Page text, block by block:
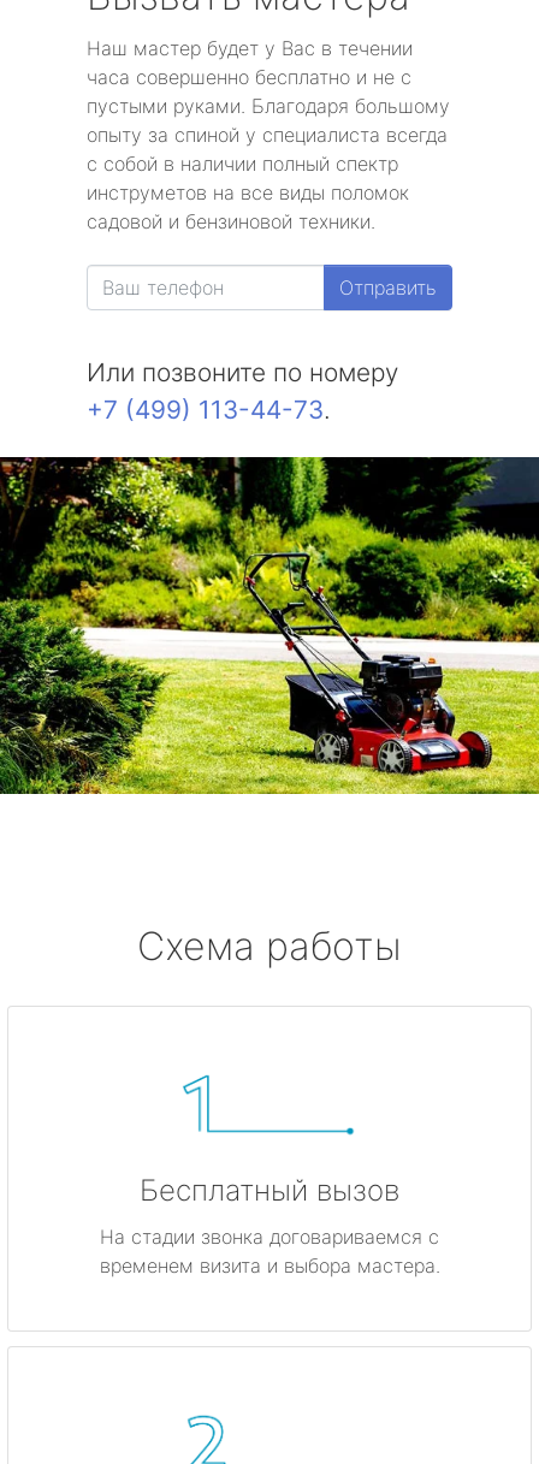
Наш мастер будет у Вас в течении
часа совершенно бесплатно и не с
пустыми руками. Благодаря большому
опыту за спиной у специалиста всегда
с собой в наличии полный спектр
инструметов на все виды поломок
садовой и бензиновой техники.
Отправить
Или позвоните по номеру
+7 (499) 113-44-73.
Схема работы
Бесплатный вызов
На стадии звонка договариваемся с
временем визита и выбора мастера.